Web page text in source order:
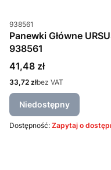
Kod produktu
938561
Panewki Główne
938561
Cena
41,48 zł
Cena
33,72 złbez VAT
Niedostępny
Dostępność: Zapytaj o